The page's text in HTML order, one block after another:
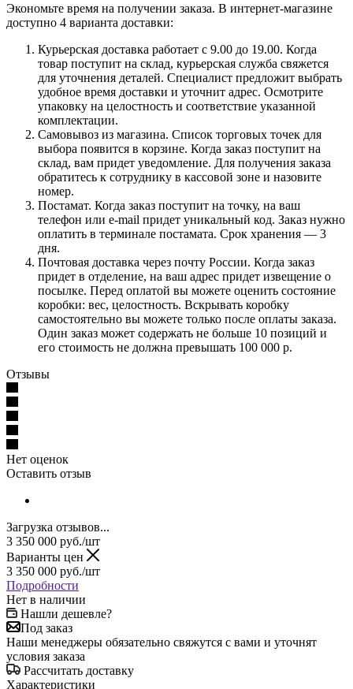
Экономьте время на получении заказа. В интернет-магазине
доступно 4 варианта доставки:
Курьерская доставка работает с 9.00 до 19.00. Когда
товар поступит на склад, курьерская служба свяжется
для уточнения деталей. Специалист предложит выбрать
удобное время доставки и уточнит адрес. Осмотрите
упаковку на целостность и соответствие указанной
комплектации.
Самовывоз из магазина. Список торговых точек для
выбора появится в корзине. Когда заказ поступит на
склад, вам придет уведомление. Для получения заказа
обратитесь к сотруднику в кассовой зоне и назовите
номер.
Постамат. Когда заказ поступит на точку, на ваш
телефон или e-mail придет уникальный код. Заказ нужно
оплатить в терминале постамата. Срок хранения — 3
дня.
Почтовая доставка через почту России. Когда заказ
придет в отделение, на ваш адрес придет извещение о
посылке. Перед оплатой вы можете оценить состояние
коробки: вес, целостность. Вскрывать коробку
самостоятельно вы можете только после оплаты заказа.
Один заказ может содержать не больше 10 позиций и
его стоимость не должна превышать 100 000 р.
Отзывы
Нет оценок
Оставить отзыв
Загрузка отзывов...
3 350 000 руб./шт
Варианты цен
3 350 000 руб./шт
Подробности
Нет в наличии
Нашли дешевле?
Под заказ
Наши менеджеры обязательно свяжутся с вами и уточнят
условия заказа
Рассчитать доставку
Характеристики